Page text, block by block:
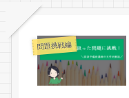
問題挑戦編